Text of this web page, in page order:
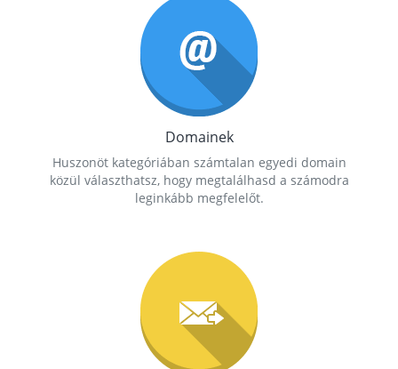
Domainek
Huszonöt kategóriában számtalan egyedi domain
közül választhatsz, hogy megtalálhasd a számodra
leginkább megfelelőt.